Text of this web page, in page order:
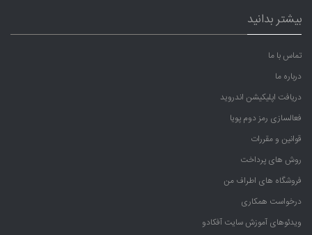
بیشتر بدانید
تماس با ما
درباره ما
دریافت اپلیکیشن اندروید
فعالسازی رمز دوم پویا
قوانین و مقررات
روش های پرداخت
فروشگاه های اطراف من
درخواست همکاری
ویدئوهای آموزش سایت آفکادو